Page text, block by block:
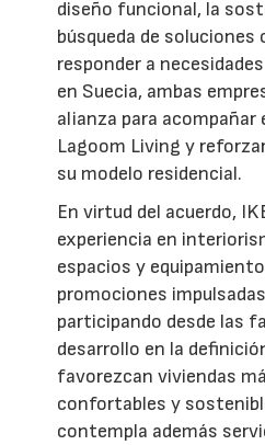
diseño funcional, la
búsqueda de soluciones
responder a
en Suecia, ambas
alianza para
Lagoom Living y
su modelo residencial.
En virtud del acuerdo,
experiencia en
espacios y
promociones
participando desde las
desarrollo en la
favorezcan viviendas
confortables y
contempla además